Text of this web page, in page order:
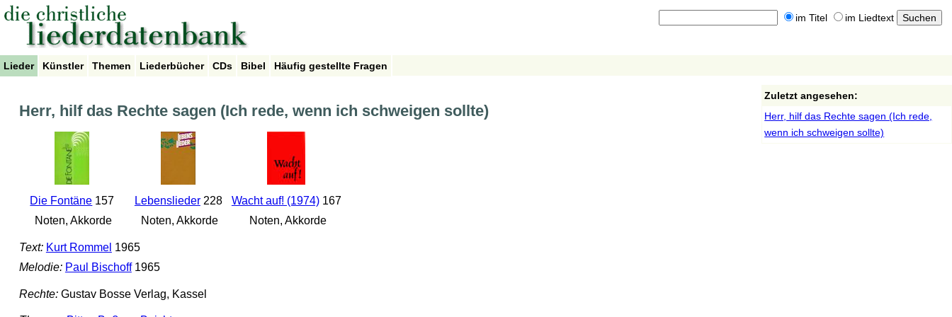
im Titel im Liedtext
Lieder Künstler Themen Liederbücher CDs Bibel Häufig gestellte Fragen
Herr, hilf das Rechte sagen (Ich rede, wenn ich schweigen sollte)
Die Fontäne 157
Noten, Akkorde
Lebenslieder228
Noten, Akkorde
Wacht auf! (1974)167
Noten, Akkorde
Text: Kurt Rommel 1965
Melodie: Paul Bischoff1965
Rechte:Gustav Bosse Verlag, Kassel
Zuletzt angesehen:
Herr, hilf das Rechte sagen (Ich rede,
wenn ich schweigen sollte)